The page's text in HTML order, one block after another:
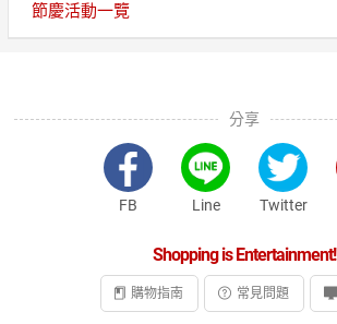
節慶活動一覽
分享
FB Line Twitter
Shopping is Entertainment!
購物指南 常見問題